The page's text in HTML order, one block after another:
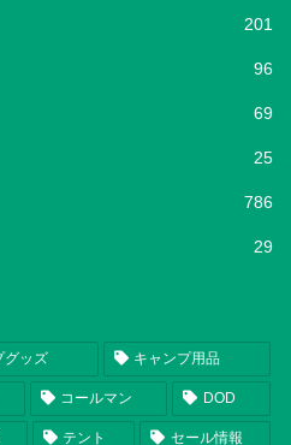
201
96
69
25
786
29
グッズ キャンプ用品
コールマン DOD
テント セール情報